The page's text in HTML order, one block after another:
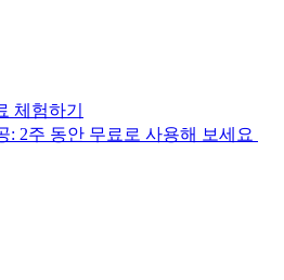
체험하기
: 2주 동안 무료로 사용해 보세요